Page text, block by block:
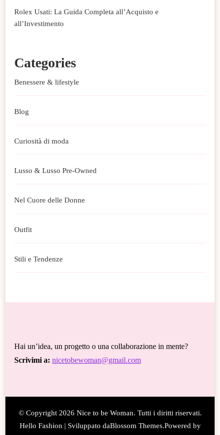
Rolex Usati: La Guida Completa all’Acquisto e
all’Investimento
Categories
Benessere & lifestyle
Blog
Curiosità di moda
Lusso & Lusso Pre-Owned
Nel Cuore delle Donne
Outfit
Stili e Tendenze
Hai un’idea, un progetto o una collaborazione in mente?
Scrivimi a: nicetobewoman@gmail.com
© Copyright 2026 Nice to be Woman. Tutti i diritti riservati.
Hello Fashion | Sviluppato daBlossom Themes.Powered by